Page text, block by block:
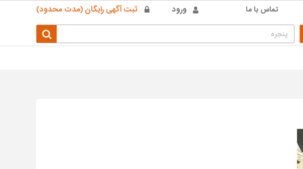
ورود ثبت آگهی رایگان (مدت محدود) تماس با ما